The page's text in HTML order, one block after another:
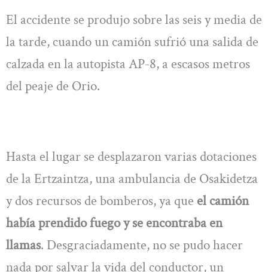
El accidente se produjo sobre las seis y media de
la tarde, cuando un camión sufrió una salida de
calzada en la autopista AP-8, a escasos metros
del peaje de Orio.
Hasta el lugar se desplazaron varias dotaciones
de la Ertzaintza, una ambulancia de Osakidetza
y dos recursos de bomberos, ya que el camión
había prendido fuego y se encontraba en
llamas. Desgraciadamente, no se pudo hacer
nada por salvar la vida del conductor, un